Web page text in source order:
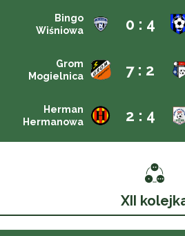
Bingo
Wiśniowa
0 : 4
Grom
Mogielnica
7 : 2
Herman
Hermanowa
2 : 4
XII